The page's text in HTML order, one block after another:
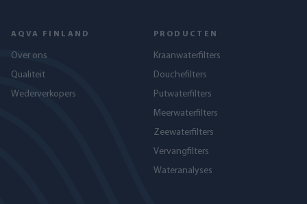
AQVA FINLAND
Over ons
Qualiteit
Wederverkopers
PRODUCTEN
Kraanwaterfilters
Douchefilters
Putwaterfilters
Meerwaterfilters
Zeewaterfilters
Vervangfilters
Wateranalyses